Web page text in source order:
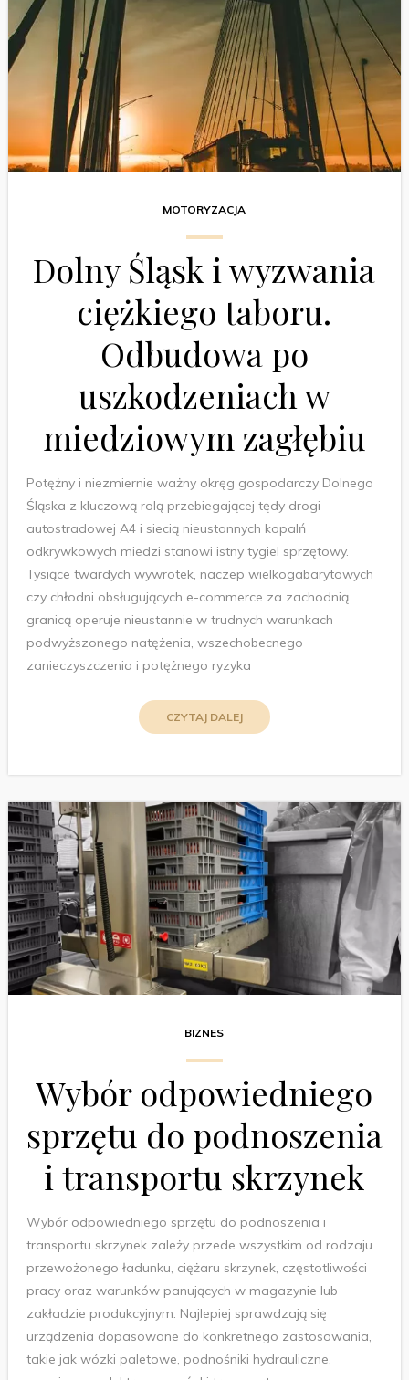
MOTORYZACJA
Dolny Śląsk i wyzwania
ciężkiego taboru.
Odbudowa po
uszkodzeniach w
miedziowym zagłębiu
Potężny i niezmiernie ważny okręg gospodarczy Dolnego
Śląska z kluczową rolą przebiegającej tędy drogi
autostradowej A4 i siecią nieustannych kopalń
odkrywkowych miedzi stanowi istny tygiel sprzętowy.
Tysiące twardych wywrotek, naczep wielkogabarytowych
czy chłodni obsługujących e-commerce za zachodnią
granicą operuje nieustannie w trudnych warunkach
podwyższonego natężenia, wszechobecnego
zanieczyszczenia i potężnego ryzyka
CZYTAJ DALEJ
BIZNES
Wybór odpowiedniego
sprzętu do podnoszenia
i transportu skrzynek
Wybór odpowiedniego sprzętu do podnoszenia i
transportu skrzynek zależy przede wszystkim od rodzaju
przewożonego ładunku, ciężaru skrzynek, częstotliwości
pracy oraz warunków panujących w magazynie lub
zakładzie produkcyjnym. Najlepiej sprawdzają się
urządzenia dopasowane do konkretnego zastosowania,
takie jak wózki paletowe, podnośniki hydrauliczne,